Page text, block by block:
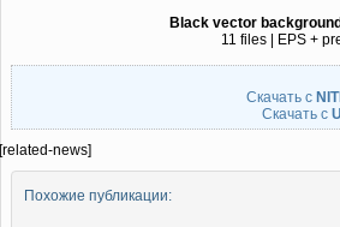
Black vector
11 files | EPS +
Скачать с
Скачать с
[related-news]
Похожие публикации: